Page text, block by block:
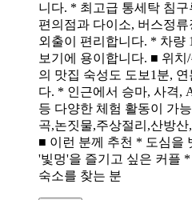
니다. * 최고급 통세탁 침
편의점과 다이소, 버스정
외출이 편리합니다. * 차량
보기에 용이합니다. ■ 위
의 맛집 숙성도 도보1분,
다. * 인근에서 승마, 사격,
등 다양한 체험 활동이 가
곡,논짓물,주상절리,산방
■ 이런 분께 추천 * 도심을
'빛멍'을 즐기고 싶은 커플
숙소를 찾는 분